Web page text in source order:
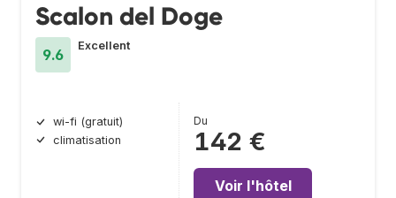
Scalon del Doge
9.6
Excellent
wi-fi (gratuit)
climatisation
Du
142 €
Voir l'hôtel